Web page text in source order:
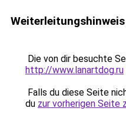
Weiterleitungshinweis
Die von dir besuchte
http://www.lanartdog.ru
Falls du diese Seite
du zur vorherigen Seite